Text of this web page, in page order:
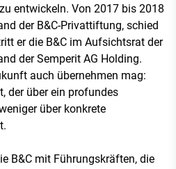
entwickeln. Von 2017 bis 2018
der B&C-Privattiftung, schied
er die B&C im Aufsichtsrat der
der Semperit AG Holding.
auch übernehmen mag:
der über ein profundes
über konkrete
B&C mit Führungskräften, die